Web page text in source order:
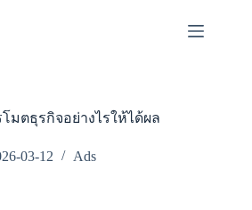
มตธุรกิจอย่างไรให้ได้ผล
03-12 Ads